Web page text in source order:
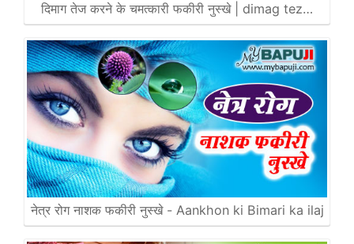
दिमाग तेज करने के चमत्कारी फकीरी नुस्खे | dimag tez…
नेत्र रोग नाशक फकीरी नुस्खे - Aankhon ki Bimari ka ilaj